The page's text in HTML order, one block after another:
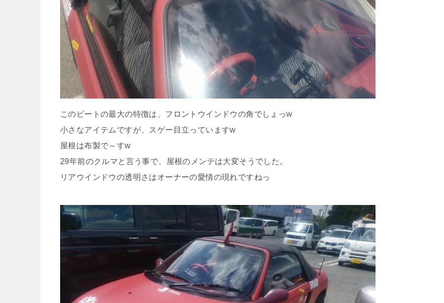
このビートの最大の特徴は、フロントウインドウの角でしょっw
小さなアイテムですが、スゲー目立っていますw
屋根は布製で～すw
29年前のクルマと言う事で、屋根のメンテは大変そうでした。
リアウインドウの透明さはオーナーの愛情の現れですねっ